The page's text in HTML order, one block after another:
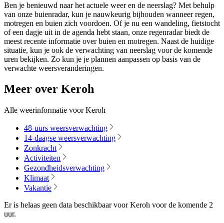
Ben je benieuwd naar het actuele weer en de neerslag? Met behulp
van onze buienradar, kun je nauwkeurig bijhouden wanneer regen,
motregen en buien zich voordoen. Of je nu een wandeling, fietstocht
of een dagje uit in de agenda hebt staan, onze regenradar biedt de
meest recente informatie over buien en motregen. Naast de huidige
situatie, kun je ook de verwachting van neerslag voor de komende
uren bekijken. Zo kun je je plannen aanpassen op basis van de
verwachte weersveranderingen.
Meer over Keroh
Alle weerinformatie voor Keroh
48-uurs weersverwachting
14-daagse weersverwachting
Zonkracht
Activiteiten
Gezondheidsverwachting
Klimaat
Vakantie
Er is helaas geen data beschikbaar voor Keroh voor de komende 2
uur.